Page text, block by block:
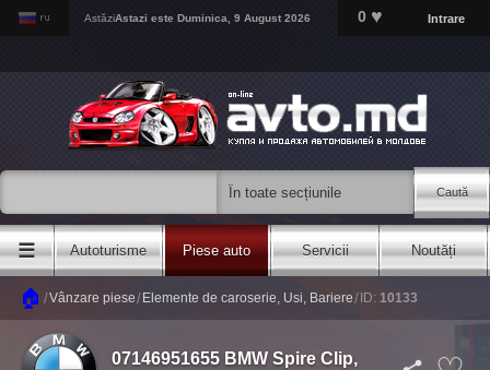
AstăziAstazi este Duminica, 9 August 2026 0 ♥ Intrare
Caută
☰ Autoturisme Piese auto Servicii Noutăți
🏠 /Vânzare piese/ Elemente de caroserie, Usi, Bariere/ ID: 10133
07146951655 BMW Spire Clip,